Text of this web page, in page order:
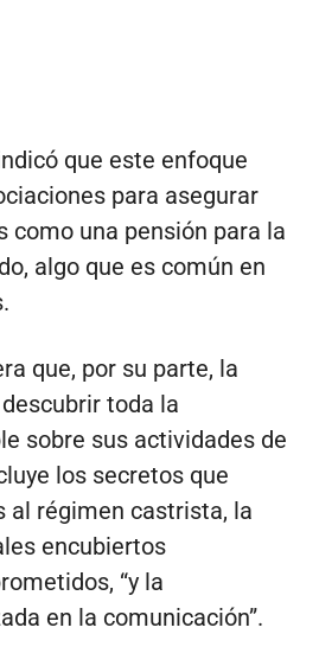
que este enfoque
para asegurar
como una pensión para la
algo que es común en
que, por su parte, la
toda la
sobre sus actividades de
los secretos que
al régimen castrista, la
encubiertos
“y la
en la comunicación”.